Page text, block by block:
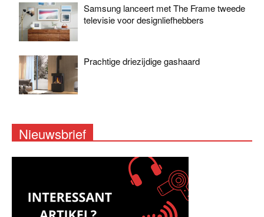
Samsung lanceert met The Frame tweede
televisie voor designliefhebbers
Prachtige driezijdige gashaard
Nieuwsbrief